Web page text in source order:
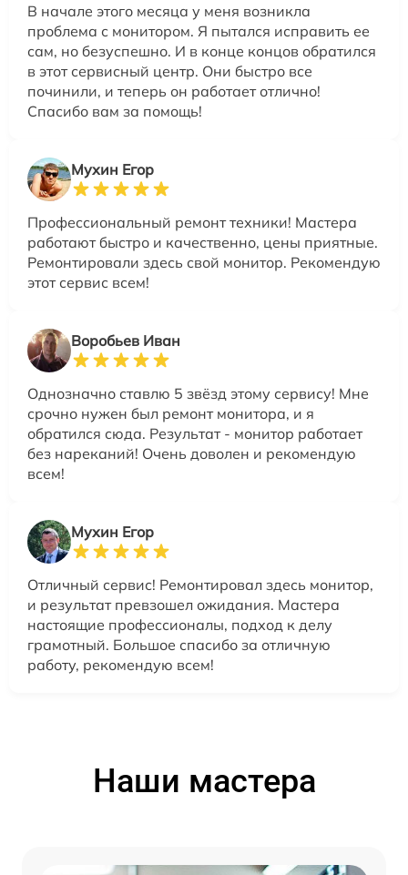
В начале этого месяца у меня возникла
проблема с монитором. Я пытался исправить ее
сам, но безуспешно. И в конце концов обратился
в этот сервисный центр. Они быстро все
починили, и теперь он работает отлично!
Спасибо вам за помощь!
Мухин Егор
Профессиональный ремонт техники! Мастера
работают быстро и качественно, цены приятные.
Ремонтировали здесь свой монитор. Рекомендую
этот сервис всем!
Воробьев Иван
Однозначно ставлю 5 звёзд этому сервису! Мне
срочно нужен был ремонт монитора, и я
обратился сюда. Результат - монитор работает
без нареканий! Очень доволен и рекомендую
всем!
Мухин Егор
Отличный сервис! Ремонтировал здесь монитор,
и результат превзошел ожидания. Мастера
настоящие профессионалы, подход к делу
грамотный. Большое спасибо за отличную
работу, рекомендую всем!
Наши мастера